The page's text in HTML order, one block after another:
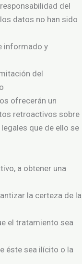
del
datos no han sido
informado y
del
ofrecerán un
retroactivos sobre
que de ello se
a obtener una
la certeza de la
el tratamiento sea
éste sea ilícito o la